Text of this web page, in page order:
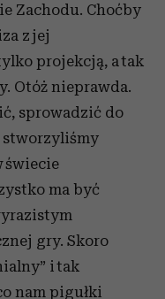
Zachodu. Choćby
z jej
projekcją, a tak
Otóż nieprawda.
sprowadzić do
stworzyliśmy
świecie
ma być
gry. Skoro
i tak
nam pigułki